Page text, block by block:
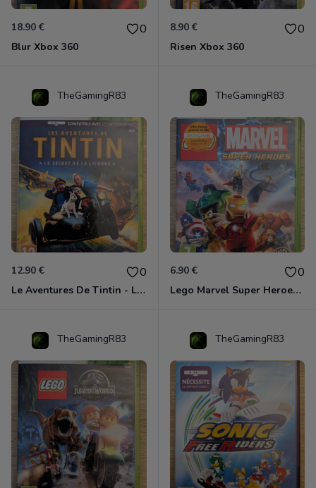
18.90 € 0
Blur Xbox 360
8.90 € 0
Risen Xbox 360
TheGamingR83
12.90 € 0
Le Aventures De Tintin - Le Secret De La Licorne Xbox 360
TheGamingR83
6.90 € 0
Lego Marvel Super Heroes Xbox 360
TheGamingR83 TheGamingR83